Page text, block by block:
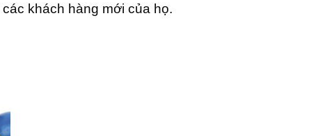
khách hàng mới của họ.